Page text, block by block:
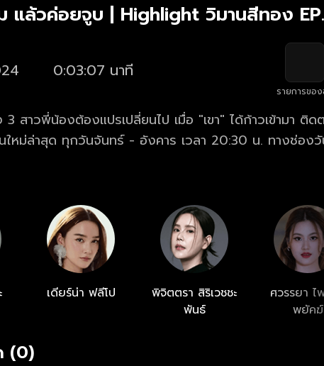
แล้วค่อยจูบ | Highlight วิมานสีทอง
0:03:07 นาที
รายการขอ
สาวพี่น้องต้องแปรเปลี่ยนไป เมื่อ "เขา" ได้ก้าวเข้ามา ติด
หม่ล่าสุด ทุกวันจันทร์ - อังคาร เวลา 20:30 น. ทางช่อง
สีทอง ครบทุกตอน ฟรี! ที่แรก ที่เดียว ทางเว็บไซต์และแอปฯ
เดียร์น่า ฟลีโป
พิจิตตรา สิริเวชชะ
พันธ์
ศวรรยา ไ
พยัคฆ์
(0)